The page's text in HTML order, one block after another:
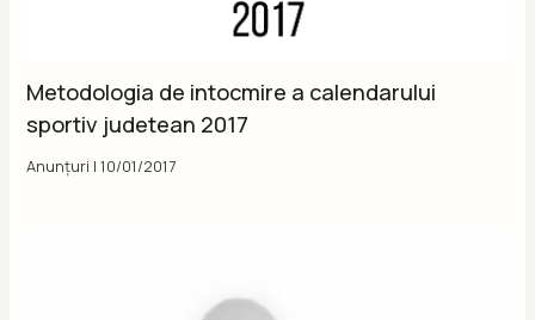
Metodologia de intocmire a calendarului
sportiv judetean 2017
Anunțuri |10/01/2017